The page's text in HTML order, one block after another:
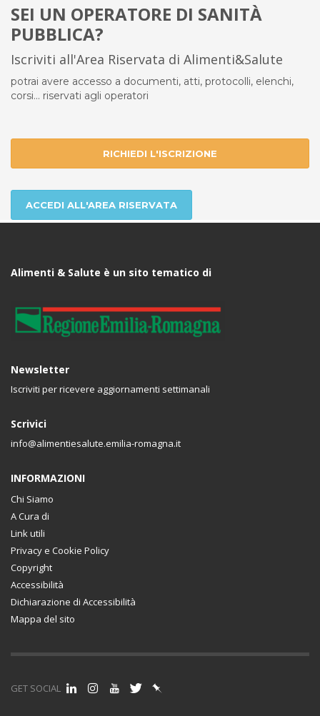
SEI UN OPERATORE DI SANITÀ
PUBBLICA?
Iscriviti all'Area Riservata di Alimenti&Salute
potrai avere accesso a documenti, atti, protocolli, elenchi,
corsi... riservati agli operatori
RICHIEDI L'ISCRIZIONE
ACCEDI ALL'AREA RISERVATA
Alimenti & Salute è un sito tematico di
Newsletter
Iscriviti per ricevere aggiornamenti settimanali
Scrivici
info@alimentiesalute.emilia-romagna.it
INFORMAZIONI
Chi Siamo
A Cura di
Link utili
Privacy e Cookie Policy
Copyright
Accessibilità
Dichiarazione di Accessibilità
Mappa del sito
GET SOCIAL